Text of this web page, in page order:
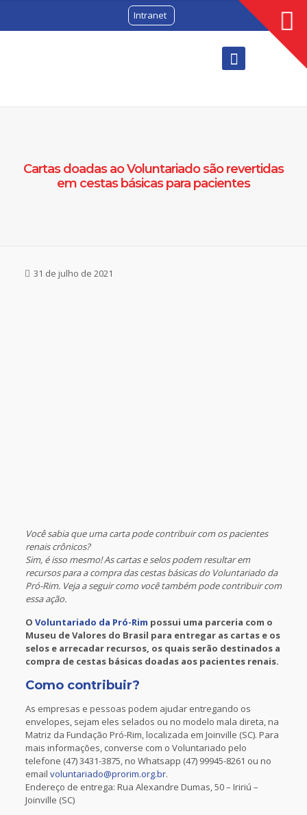
Intranet
Cartas doadas ao Voluntariado são revertidas
em cestas básicas para pacientes
31 de julho de 2021
Você sabia que uma carta pode contribuir com os pacientes
renais crônicos?
Sim, é isso mesmo! As cartas e selos podem resultar em
recursos para a compra das cestas básicas do Voluntariado da
Pró-Rim. Veja a seguir como você também pode contribuir com
essa ação.
O Voluntariado da Pró-Rim possui uma parceria com o
Museu de Valores do Brasil para entregar as cartas e os
selos e arrecadar recursos, os quais serão destinados a
compra de cestas básicas doadas aos pacientes renais.
Como contribuir?
As empresas e pessoas podem ajudar entregando os
envelopes, sejam eles selados ou no modelo mala direta, na
Matriz da Fundação Pró-Rim, localizada em Joinville (SC). Para
mais informações, converse com o Voluntariado pelo
telefone (47) 3431-3875, no Whatsapp (47) 99945-8261 ou no
email voluntariado@prorim.org.br.
Endereço de entrega: Rua Alexandre Dumas, 50 – Iririú –
Joinville (SC)